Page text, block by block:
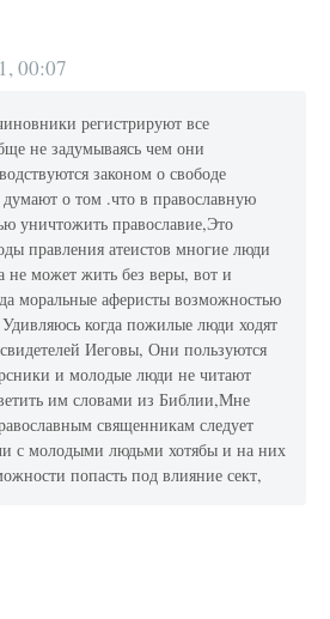
00:07
регистрируют все
не задумываясь чем они
законом о свободе
о том .что в православную
уничтожить православие,Это
правления атеистов многие люди
может жить без веры, вот и
моральные аферисты возможностью
когда пожилые люди ходят
Иеговы, Они пользуются
и молодые люди не читают
им словами из Библии,Мне
священникам следует
с молодыми людьми хотябы и на них
попасть под влияние сект,